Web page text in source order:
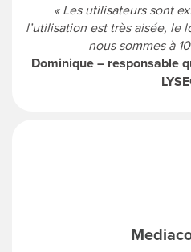
« Les utilisateurs sont
l’utilisation est très aisée, le
nous sommes à
Dominique – responsable